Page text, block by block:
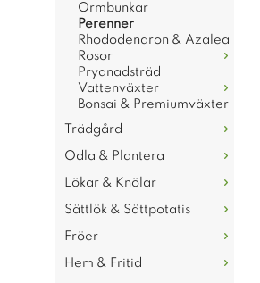
Ormbunkar
Perenner
Rhododendron & Azalea
Rosor
Prydnadsträd
Vattenväxter
Bonsai & Premiumväxter
Trädgård
Odla & Plantera
Lökar & Knölar
Sättlök & Sättpotatis
Fröer
Hem & Fritid